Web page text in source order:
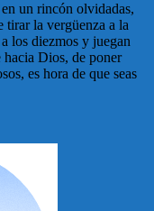
un rincón olvidadas,
tirar la vergüenza a la
los diezmos y juegan
Dios, de poner
es hora de que seas